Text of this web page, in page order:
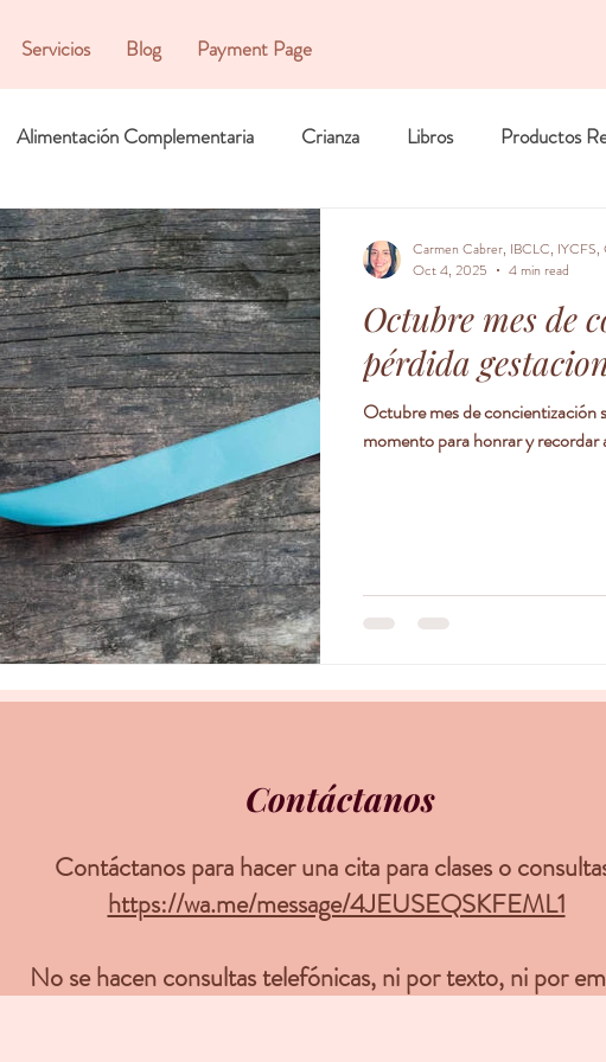
Servicios Blog Payment Page
Alimentación Complementaria Crianza Libros Productos
Octubre mes de
pérdida
Octubre mes de concientización
momento para honrar y recordar
Carmen Cabrer, IBCLC, IYCFS,
Oct 4, 2025
4 min read
Contáctanos
Contáctanos para hacer una cita para clases o
https://wa.me/message/4JEUSEQSKFEML1
No se hacen consultas telefónicas, ni por texto, ni por